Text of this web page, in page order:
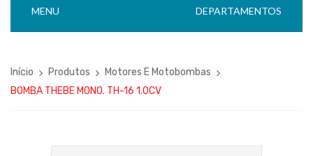
DEPARTAMENTOS
MENU
Início Produtos
Motores E Motobombas
BOMBA THEBE MONO. TH-16 1.0CV